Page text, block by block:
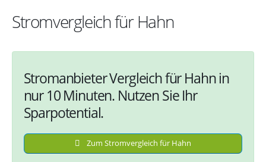
Stromvergleich für Hahn
Stromanbieter Vergleich für Hahn in
nur 10 Minuten. Nutzen Sie Ihr
Sparpotential.
Zum Stromvergleich für Hahn